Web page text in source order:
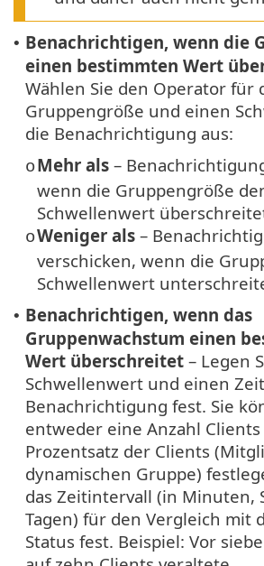
• Benachrichtigen, wenn die
einen bestimmten Wert
Wählen Sie den Operator für
Gruppengröße und einen
die Benachrichtigung aus:
oMehr als –
wenn die Gruppengröße
Schwellenwert
oWeniger als –
verschicken, wenn die
Schwellenwert
• Benachrichtigen, wenn das
Gruppenwachstum einen
Wert überschreitet – Legen
Schwellenwert und einen
Benachrichtigung fest. Sie
entweder eine Anzahl
Prozentsatz der Clients
dynamischen Gruppe)
das Zeitintervall (in Minuten,
Tagen) für den Vergleich mit
Status fest. Beispiel: Vor